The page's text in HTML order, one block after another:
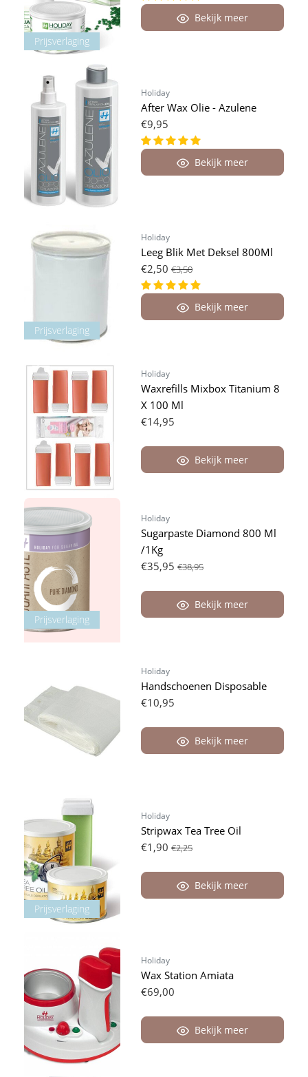
Prijsverlaging
Bekijk meer
Holiday
After Wax Olie - Azulene
€9,95
Bekijk meer
Prijsverlaging
Holiday
Leeg Blik Met Deksel 800Ml
€2,50 €3,50
Bekijk meer
Holiday
Waxrefills Mixbox Titanium 8
X 100 Ml
€14,95
Bekijk meer
Prijsverlaging
Holiday
Sugarpaste Diamond 800 Ml
/1Kg
€35,95 €38,95
Bekijk meer
Holiday
Handschoenen Disposable
€10,95
Bekijk meer
Prijsverlaging
Holiday
Stripwax Tea Tree Oil
€1,90 €2,25
Bekijk meer
Holiday
Wax Station Amiata
€69,00
Bekijk meer